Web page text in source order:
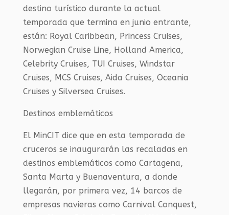
destino turístico durante la actual
temporada que termina en junio entrante,
están: Royal Caribbean, Princess Cruises,
Norwegian Cruise Line, Holland America,
Celebrity Cruises, TUI Cruises, Windstar
Cruises, MCS Cruises, Aida Cruises, Oceania
Cruises y Silversea Cruises.
Destinos emblemáticos
El MinCIT dice que en esta temporada de
cruceros se inaugurarán las recaladas en
destinos emblemáticos como Cartagena,
Santa Marta y Buenaventura, a donde
llegarán, por primera vez, 14 barcos de
empresas navieras como Carnival Conquest,